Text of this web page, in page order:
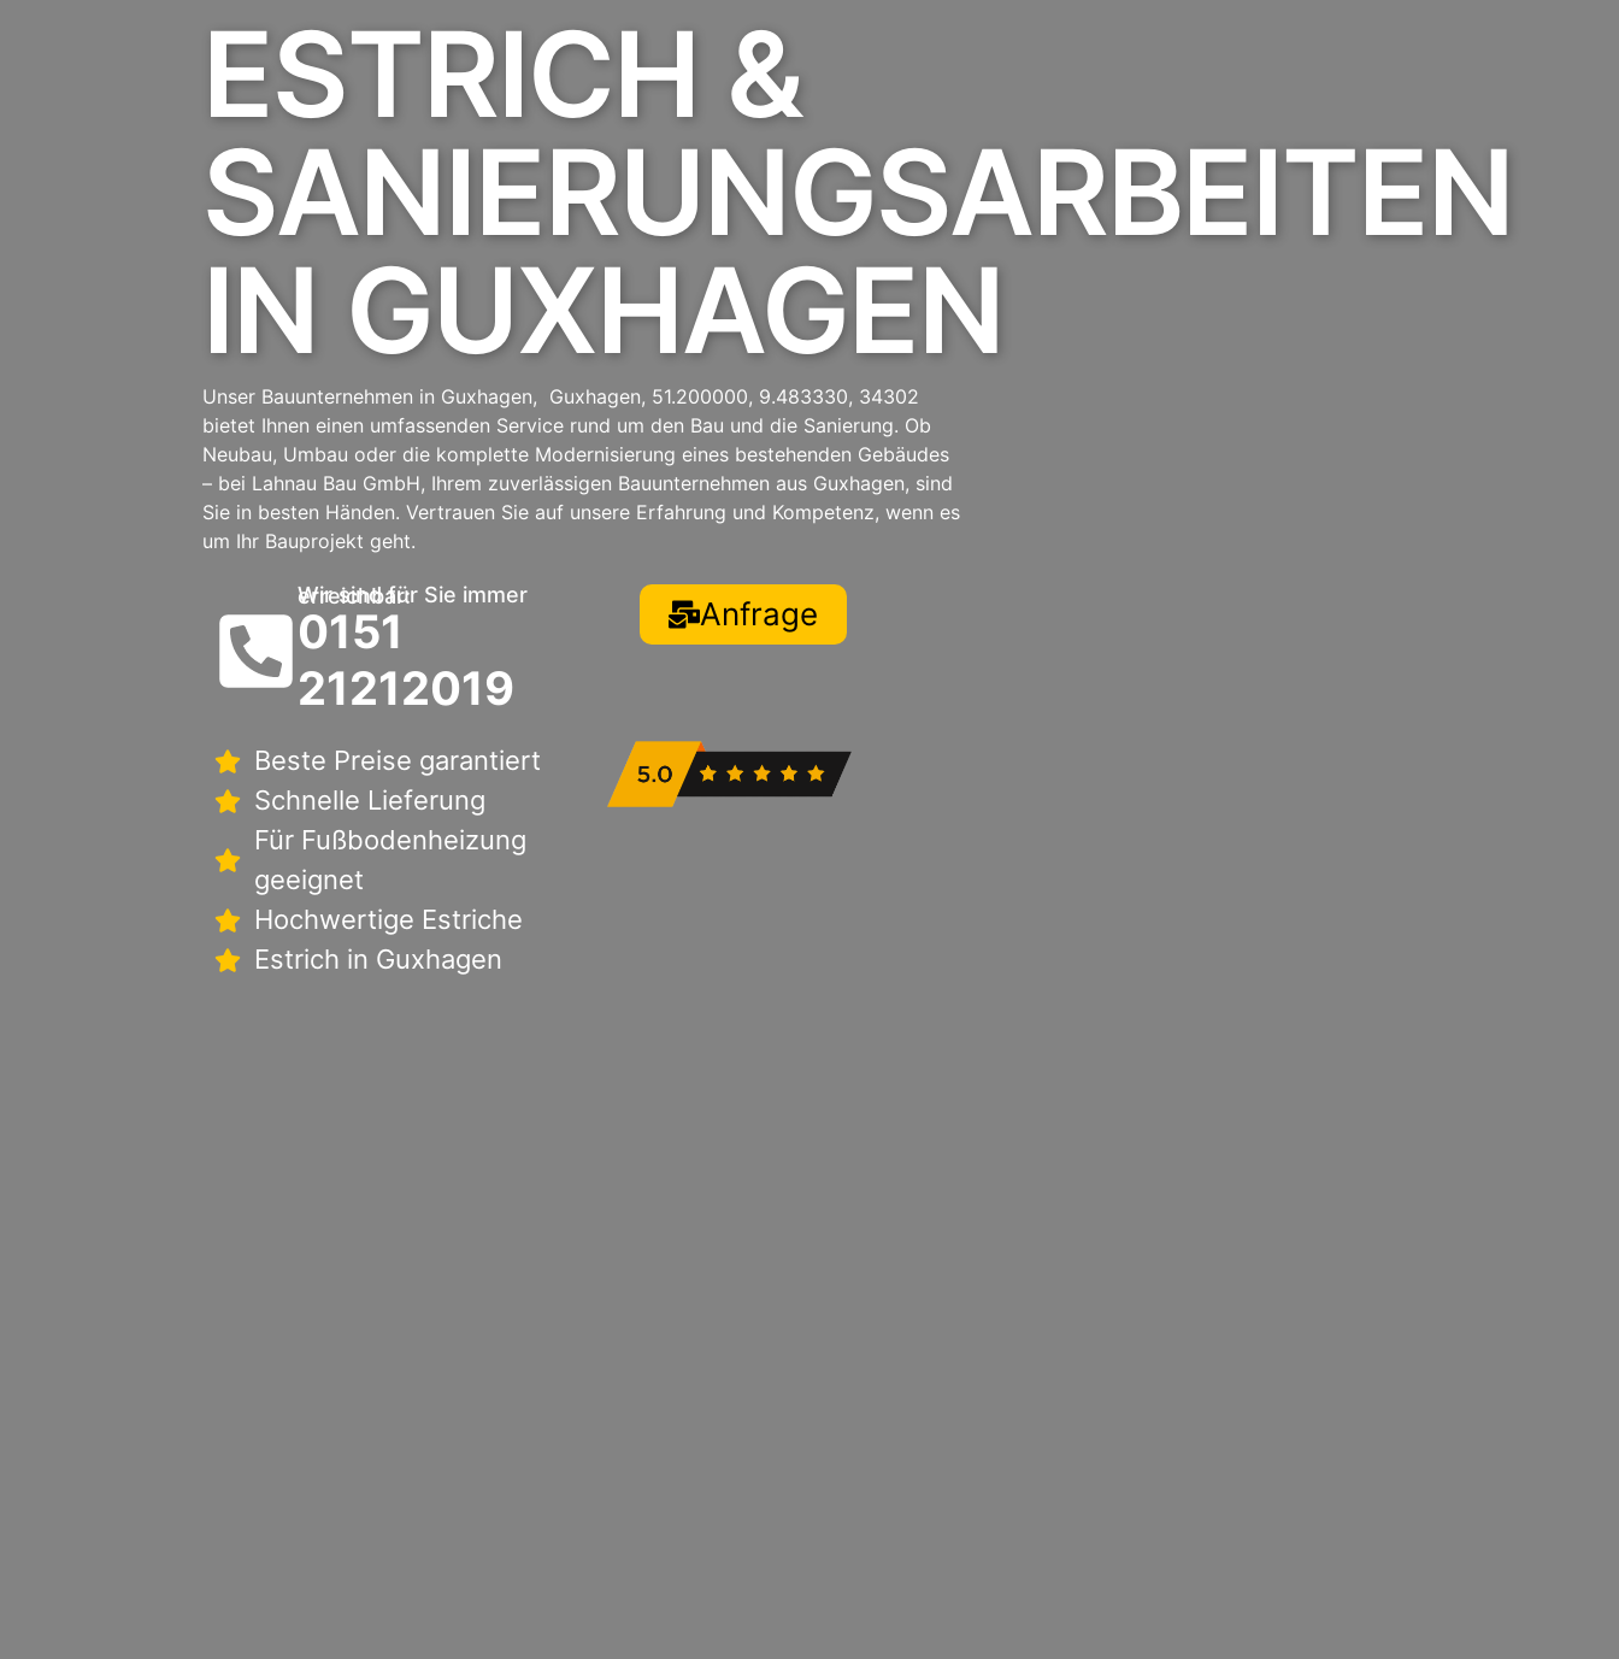
ESTRICH &
SANIERUNGSARBEITEN
IN GUXHAGEN
Unser Bauunternehmen in Guxhagen, Guxhagen, 51.200000, 9.483330, 34302
bietet Ihnen einen umfassenden Service rund um den Bau und die Sanierung. Ob
Neubau, Umbau oder die komplette Modernisierung eines bestehenden Gebäudes
– bei Lahnau Bau GmbH, Ihrem zuverlässigen Bauunternehmen aus Guxhagen, sind
Sie in besten Händen. Vertrauen Sie auf unsere Erfahrung und Kompetenz, wenn es
um Ihr Bauprojekt geht.
Wir sind für Sie immer erreichbar:
0151
21212019
Anfrage
Beste Preise garantiert
Schnelle Lieferung
Für Fußbodenheizung
geeignet
Hochwertige Estriche
Estrich in Guxhagen